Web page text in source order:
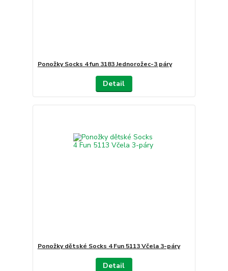
Ponožky Socks 4 fun 3183 Jednorožec-3 páry
Detail
Ponožky dětské Socks 4 Fun 5113 Včela 3-páry
Detail